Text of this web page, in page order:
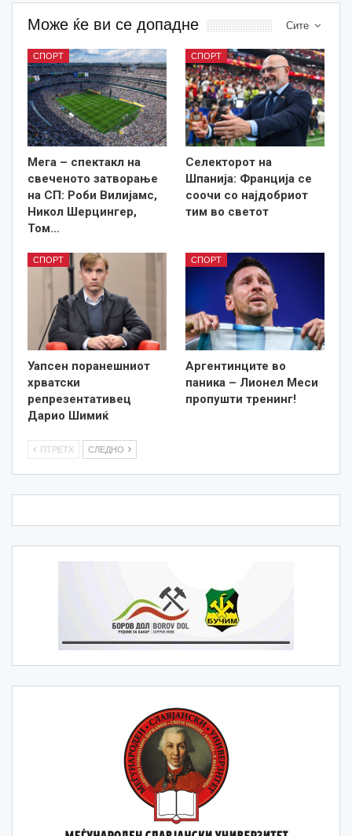
Сите
Може ќе ви се допадне
СПОРТ
Мега – спектакл на
свеченото затворање
на СП: Роби Вилијамс,
Никол Шерцингер,
Том…
СПОРТ
Селекторот на
Шпанија: Франција се
соочи со најдобриот
тим во светот
СПОРТ
Уапсен поранешниот
хрватски
репрезентативец
Дарио Шимиќ
СПОРТ
Аргентинците во
паника – Лионел Меси
пропушти тренинг!
ПТРЕТХ СЛЕДНО